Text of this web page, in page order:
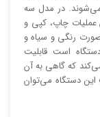
در مدل سه
چاپ، کپی و
صورت رنگی و سیاه و
است قابلیت
که گاهی به آن
این دستگاه می‌توان